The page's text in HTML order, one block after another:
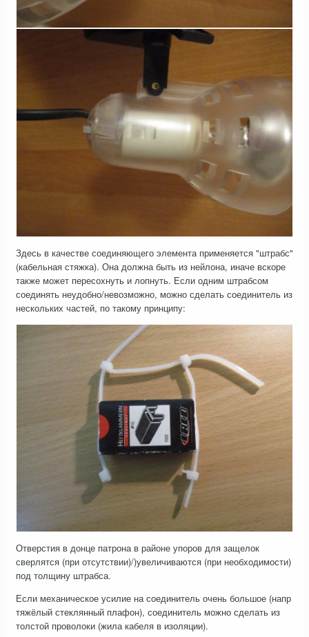
Здесь в качестве соединяющего элемента применяется "штрабс"
(кабельная стяжка). Она должна быть из нейлона, иначе вскоре
также может пересохнуть и лопнуть. Если одним штрабсом
соединять неудобно/невозможно, можно сделать соединитель из
нескольких частей, по такому принципу:
Отверстия в донце патрона в районе упоров для защелок
сверлятся (при отсутствии)/)увеличиваются (при необходимости)
под толщину штрабса.
Если механическое усилие на соединитель очень большое (напр
тяжёлый стеклянный плафон), соединитель можно сделать из
толстой проволоки (жила кабеля в изоляции).